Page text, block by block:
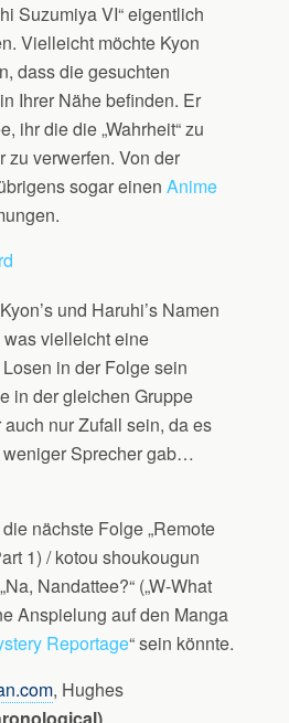
Suzumiya VI“ eigentlich
Vielleicht möchte Kyon
dass die gesuchten
Ihrer Nähe befinden. Er
ihr die die „Wahrheit“ zu
zu verwerfen. Von der
sogar einenAnime
und Haruhi’s Namen
vielleicht eine
in der Folge sein
in der gleichen Gruppe
nur Zufall sein, da es
Sprecher gab…
nächste Folge „Remote
1) / kotou shoukougun
Nandattee?“ („W-What
Anspielung auf den Manga
Reportage“ sein könnte.
, Hughes
)